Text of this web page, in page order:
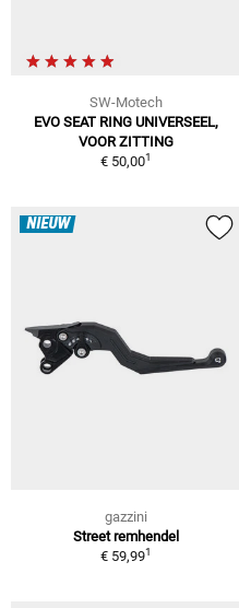
SW-Motech
EVO SEAT RING UNIVERSEEL,
VOOR ZITTING
€ 50,001
NIEUW
gazzini
Street remhendel
€ 59,991